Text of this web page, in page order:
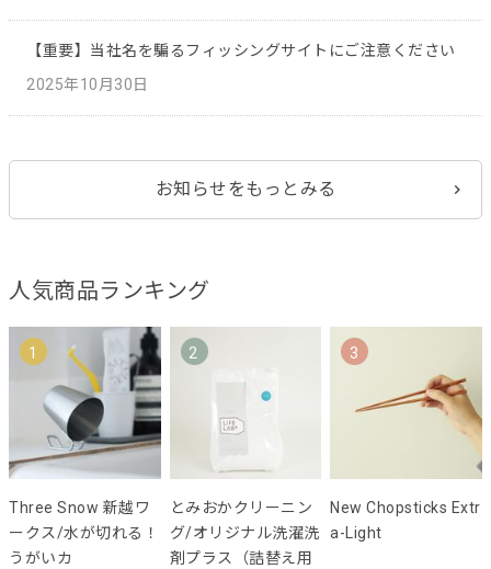
【重要】当社名を騙るフィッシングサイトにご注意ください
2025年10月30日
お知らせをもっとみる
人気商品ランキング
1
Three Snow 新越ワ
ークス/水が切れる！
うがいカ
2
とみおかクリーニン
グ/オリジナル洗濯洗
剤プラス（詰替え用
3
New Chopsticks Extr
a-Light